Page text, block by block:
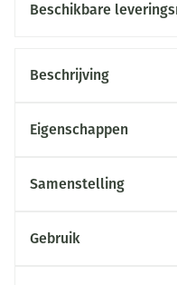
Beschikbare
Beschrijving
Eigenschappen
Samenstelling
Gebruik